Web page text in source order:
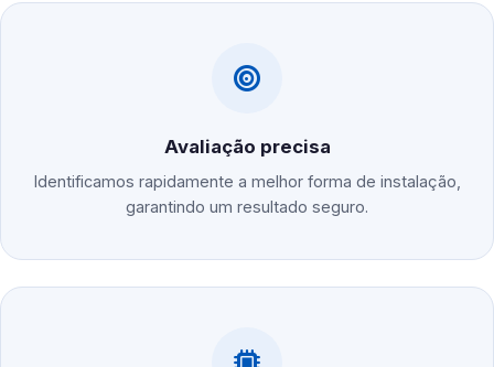
Avaliação precisa
Identificamos rapidamente a melhor forma de instalação,
garantindo um resultado seguro.